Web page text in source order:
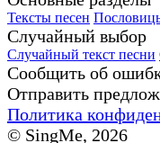
Тексты песен
Случайный выбор
Случайный текст песни
Сообщить об
Отправить
Политика
© SingMe, 2026